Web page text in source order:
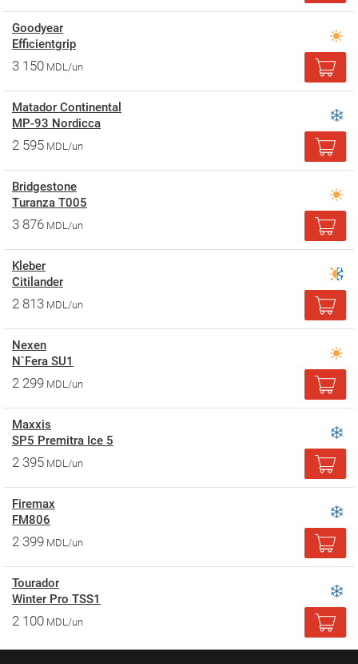
Goodyear
Efficientgrip
3 150 MDL/un
Matador Continental
MP-93 Nordicca
2 595 MDL/un
Bridgestone
Turanza T005
3 876 MDL/un
Kleber
Citilander
2 813 MDL/un
Nexen
N`Fera SU1
2 299 MDL/un
Maxxis
SP5 Premitra Ice 5
2 395 MDL/un
Firemax
FM806
2 399 MDL/un
Tourador
Winter Pro TSS1
2 100 MDL/un